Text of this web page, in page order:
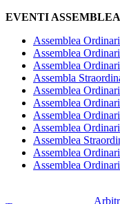
EVENTI
Assemblea
Assemblea
Assemblea
Assembla
Assemblea
Assemblea
Assemblea
Assemblea
Assemblea
Assemblea
Assemblea